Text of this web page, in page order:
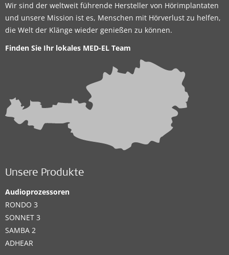
Wir sind der weltweit führende Hersteller von Hörimplantaten
und unsere Mission ist es, Menschen mit Hörverlust zu helfen,
die Welt der Klänge wieder genießen zu können.
Finden Sie Ihr lokales MED-EL Team
Unsere Produkte
Audioprozessoren
RONDO 3
SONNET 3
SAMBA 2
ADHEAR